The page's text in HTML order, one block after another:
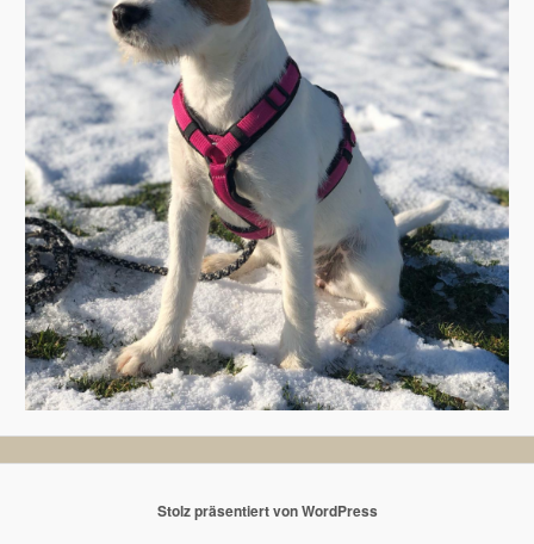
Stolz präsentiert von WordPress